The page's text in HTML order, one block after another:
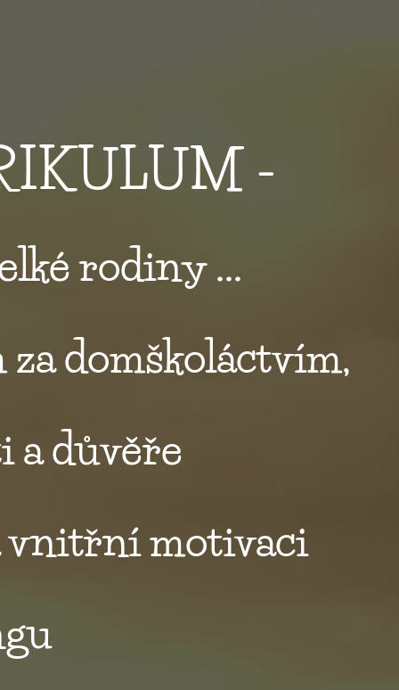
-
rodiny ...
domškoláctvím,
a důvěře
vnitřní motivaci